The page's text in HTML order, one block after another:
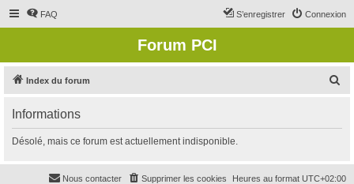
FAQ Connexion
S’enregistrer
Forum PCI
Index du forum
r
Informations
Désolé, mais ce forum est actuellement indisponible.
Heures au format UTC+02:00
Supprimer les cookies
Nous contacter